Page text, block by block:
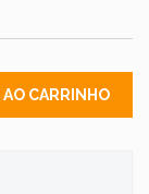
CARRINHO